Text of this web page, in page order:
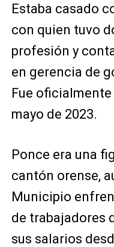
Estaba casado
con quien tuvo
profesión y
en gerencia de
Fue
mayo de 2023.
Ponce era una
cantón orense,
Municipio
de trabajadores
sus salarios